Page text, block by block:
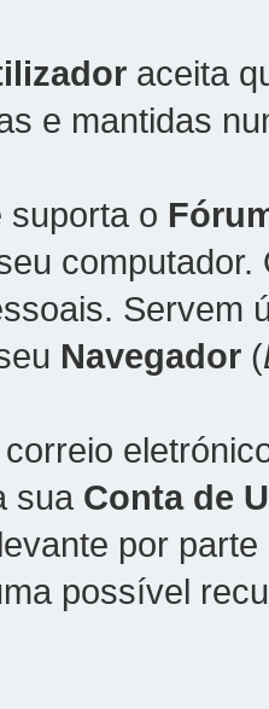
aceita
e mantidas
suporta o
Servem
Navegador (
sua Conta de
por
possível